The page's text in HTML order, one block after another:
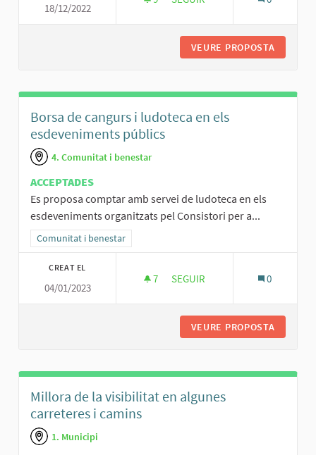
18/12/2022
VEURE PROPOSTA
Borsa de cangurs i ludoteca en els
esdeveniments públics
4. Comunitat i benestar
ACCEPTADES
Es proposa comptar amb servei de ludoteca en els
esdeveniments organitzats pel Consistori per a...
Resultats al filtrar per la categoria: Comunitat i benestar
Comunitat i benestar
CREAT EL
04/01/2023
7 7 SEGUIDORES
SEGUIR 0
VEURE PROPOSTA
Millora de la visibilitat en algunes
carreteres i camins
1. Municipi